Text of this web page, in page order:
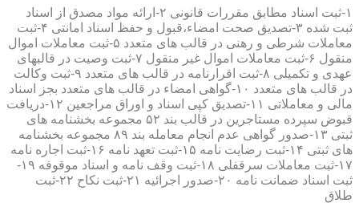
۱-ثبت اسناد مطابق مقررات قانونی ۲-ارائه مواد مصدق از اسناد
ثبت شده ۳-تصدیق صحت امضاء،قبول و حفظ اسناد امانتی ۴-ثبت
معاملات شرطی و رهنی در قالب های متعدد ۵-ثبت معاملات اموال
منقول ۶-ثبت معاملات اموال غیر منقول ۷-ثبت وصیت در قالبهای
عهدی و تکمیلی ۸-ثبت اقرارنامه در قالب های متعدد ۹-ثبت وکالت
در قالب های متعدد ۱۰-گواهی امضاء در قالب های متعدد بجز اسناد
مالی و معاملاتی ۱۱-تصدیق کپی اسناد و اوراق مراجعین ۱۲-دریافت
قبوض سپرده مستاجرین در قالب بند ۵۲ مجموعه بخشنامه های
ثبتی ۱۳-صدور گواهی عدم انجام معامله بند ۸۹ مجموعه بخشنامه
های ثبتی ۱۴-ثبت رضایت نامه ۱۵-ثبت تعهد نامه ۱۶-ثبت اجاره نامه
۱۷-ثبت معاملات سرقفلی ۱۸-ثبت وقف نامه و اسناد موقوفه ۱۹-
ثبت اسناد ضمانت نامه ۲۰-صدور اجرائیه ۲۱-ثبت نکاح ۲۲-ثبت
طلاق